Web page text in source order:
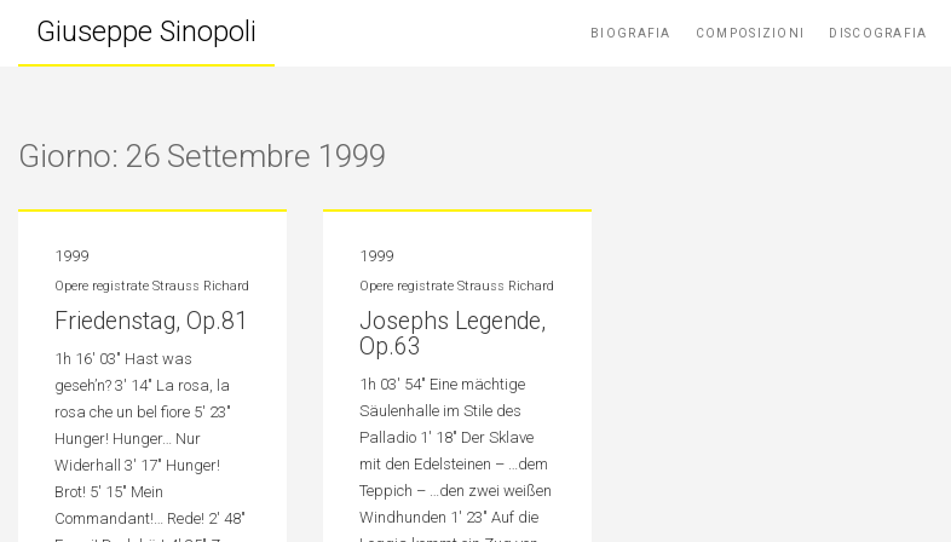
Giuseppe Sinopoli BIOGRAFIA COMPOSIZIONI DISCOGRAFIA
Giorno: 26 Settembre 1999
1999
Opere registrate Strauss Richard
Friedenstag, Op.81
1h 16′ 03″ Hast was
geseh’n? 3′ 14″ La rosa, la
rosa che un bel fiore 5′ 23″
Hunger! Hunger… Nur
Widerhall 3′ 17″ Hunger!
Brot! 5′ 15″ Mein
Commandant!… Rede! 2′ 48″
1999
Opere registrate Strauss Richard
Josephs Legende,
Op.63
1h 03′ 54″ Eine mächtige
Säulenhalle im Stile des
Palladio 1′ 18″ Der Sklave
mit den Edelsteinen – …dem
Teppich – …den zwei weißen
Windhunden 1′ 23″ Auf die